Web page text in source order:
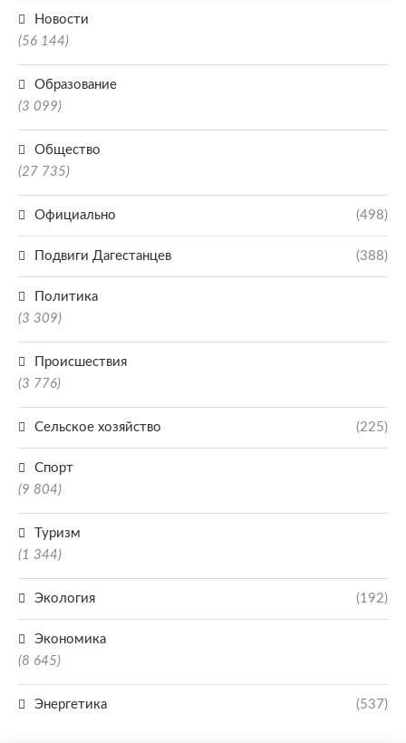
Новости
(56 144)
Образование
(3 099)
Общество
(27 735)
Официально (498)
Подвиги Дагестанцев (388)
Политика
(3 309)
Происшествия
(3 776)
Сельское хозяйство (225)
Спорт
(9 804)
Туризм
(1 344)
Экология (192)
Экономика
(8 645)
Энергетика (537)